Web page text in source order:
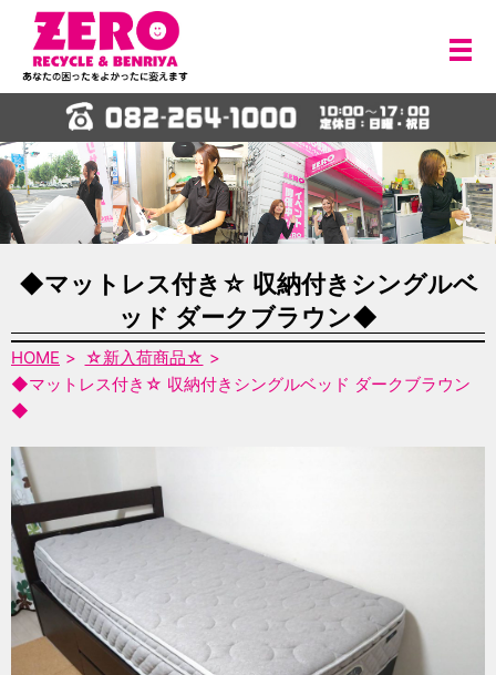
メ
◆マットレス付き☆ 収納付きシングルベ
ッド ダークブラウン◆
HOME
☆新入荷商品☆
◆マットレス付き☆ 収納付きシングルベッド ダークブラウン
◆